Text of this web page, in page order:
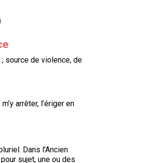
source de violence, de
arrêter, l’ériger en
Dans l’Ancien
sujet, une ou des